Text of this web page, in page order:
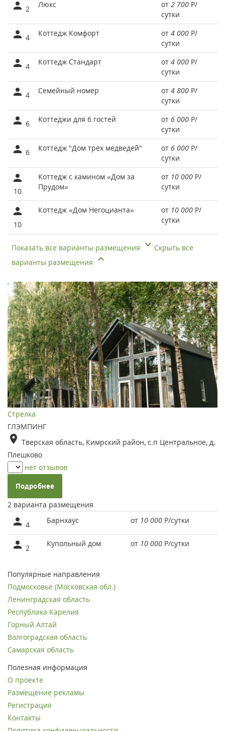
2 Люкс от 2 700 Р/
сутки
4 Коттедж Комфорт от 4 000 Р/
сутки
4 Коттедж Стандарт от 4 000 Р/
сутки
4 Семейный номер от 4 800 Р/
сутки
6 Коттеджи для 6 гостей от 6 000 Р/
сутки
6 Коттедж "Дом трех медведей" от 6 000 Р/
сутки
10
Коттедж с камином «Дом за
Прудом»
от 10 000 Р/
сутки
10
Коттедж «Дом Негоцианта» от 10 000 Р/
сутки
Показать все варианты размещения
Скрыть все
варианты размещения
Стрелка
ГЛЭМПИНГ
Тверская область, Кимрский район, с.п Центральное, д.
Плешково
нет отзывов
Подробнее
2 варианта размещения
4 Барнхаус от 10 000 Р/сутки
2 Купольный дом от 10 000 Р/сутки
Популярные направления
Подмосковье (Московская обл.)
Ленинградская область
Республика Карелия
Горный Алтай
Волгоградская область
Самарская область
Полезная информация
О проекте
Размещение рекламы
Регистрация
Контакты